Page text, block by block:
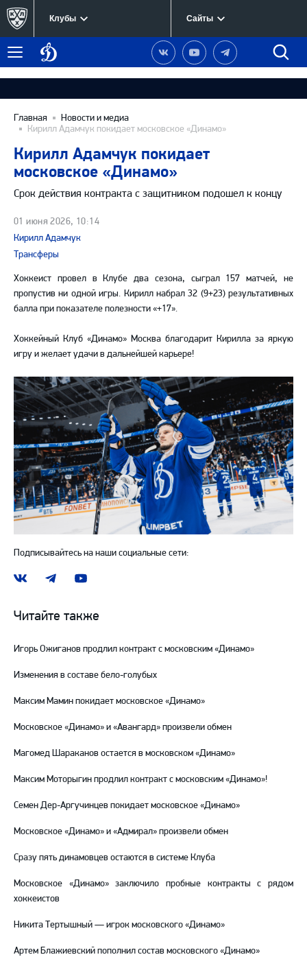
Клубы Сайты
Меню
Динамо
Москва
Наша
группа
Вконтакте
Наш
канал
YouTube
Наш
канал
Telegram
Главная
Новости и медиа
Кирилл Адамчук покидает московское «Динамо»
Кирилл Адамчук покидает
московское «Динамо»
Срок действия контракта с защитником подошел к концу
01 июня 2026, 10:14
Кирилл Адамчук
Трансферы
Хоккеист провел в Клубе два сезона, сыграл 157 матчей, не
пропустив ни одной игры. Кирилл набрал 32 (9+23) результативных
балла при показателе полезности «+17».
Хоккейный Клуб «Динамо» Москва благодарит Кирилла за яркую
игру и желает удачи в дальнейшей карьере!
Подписывайтесь на наши социальные сети:
Наша
ВКонтакте
Наш
в
Telegram
Наш
YouTube
Читайте также
Игорь Ожиганов продлил контракт с московским «Динамо»
Изменения в составе бело-голубых
Максим Мамин покидает московское «Динамо»
Московское «Динамо» и «Авангард» произвели обмен
Магомед Шараканов остается в московском «Динамо»
Максим Моторыгин продлил контракт с московским «Динамо»!
Семен Дер-Аргучинцев покидает московское «Динамо»
Московское «Динамо» и «Адмирал» произвели обмен
Сразу пять динамовцев остаются в системе Клуба
Московское «Динамо» заключило пробные контракты с рядом
хоккеистов
Никита Тертышный — игрок московского «Динамо»
Артем Блажиевский пополнил состав московского «Динамо»